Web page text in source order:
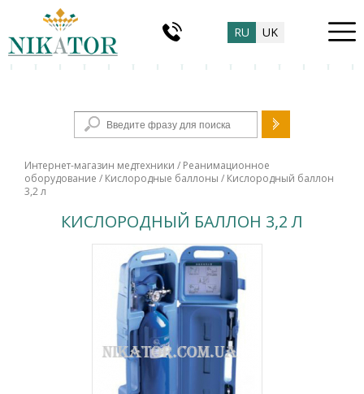
RU UK
Форма поиска
Интернет-магазин медтехники / Реанимационное
оборудование / Кислородные баллоны / Кислородный баллон
3,2 л
КИСЛОРОДНЫЙ БАЛЛОН 3,2 Л